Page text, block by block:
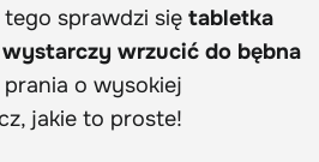
sprawdzi się tabletka
wrzucić do bębna
o wysokiej
jakie to proste!